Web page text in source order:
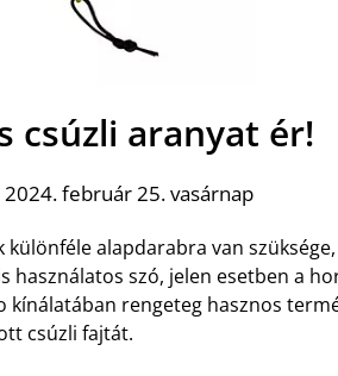
csúzli aranyat ér!
február 25. vasárnap
alapdarabra van
használatos szó, jelen esetben a
kínálatában rengeteg hasznos
csúzli fajtát.